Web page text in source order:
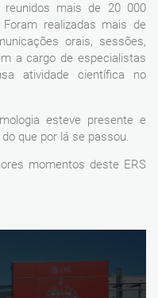
reunidos mais de 20 000
realizadas mais de
orais, sessões,
a cargo de especialistas
atividade científica no
esteve presente e
que por lá se passou.
momentos deste ERS